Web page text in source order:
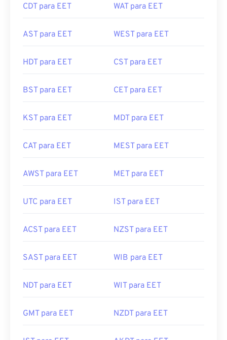
CDT para EET WAT para EET
AST para EET WEST para EET
HDT para EET CST para EET
BST para EET CET para EET
KST para EET MDT para EET
CAT para EET MEST para EET
AWST para EET MET para EET
UTC para EET IST para EET
ACST para EET NZST para EET
SAST para EET WIB para EET
NDT para EET WIT para EET
GMT para EET NZDT para EET